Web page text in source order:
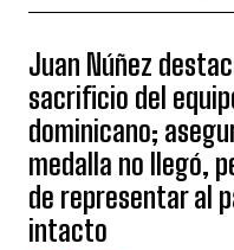
Juan Núñez
sacrificio del
dominicano;
medalla no llegó,
de representar al
intacto